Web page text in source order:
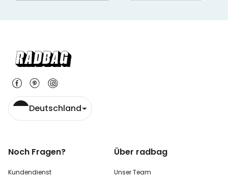
Deutschland
Noch Fragen?
Kundendienst
Über radbag
Unser Team